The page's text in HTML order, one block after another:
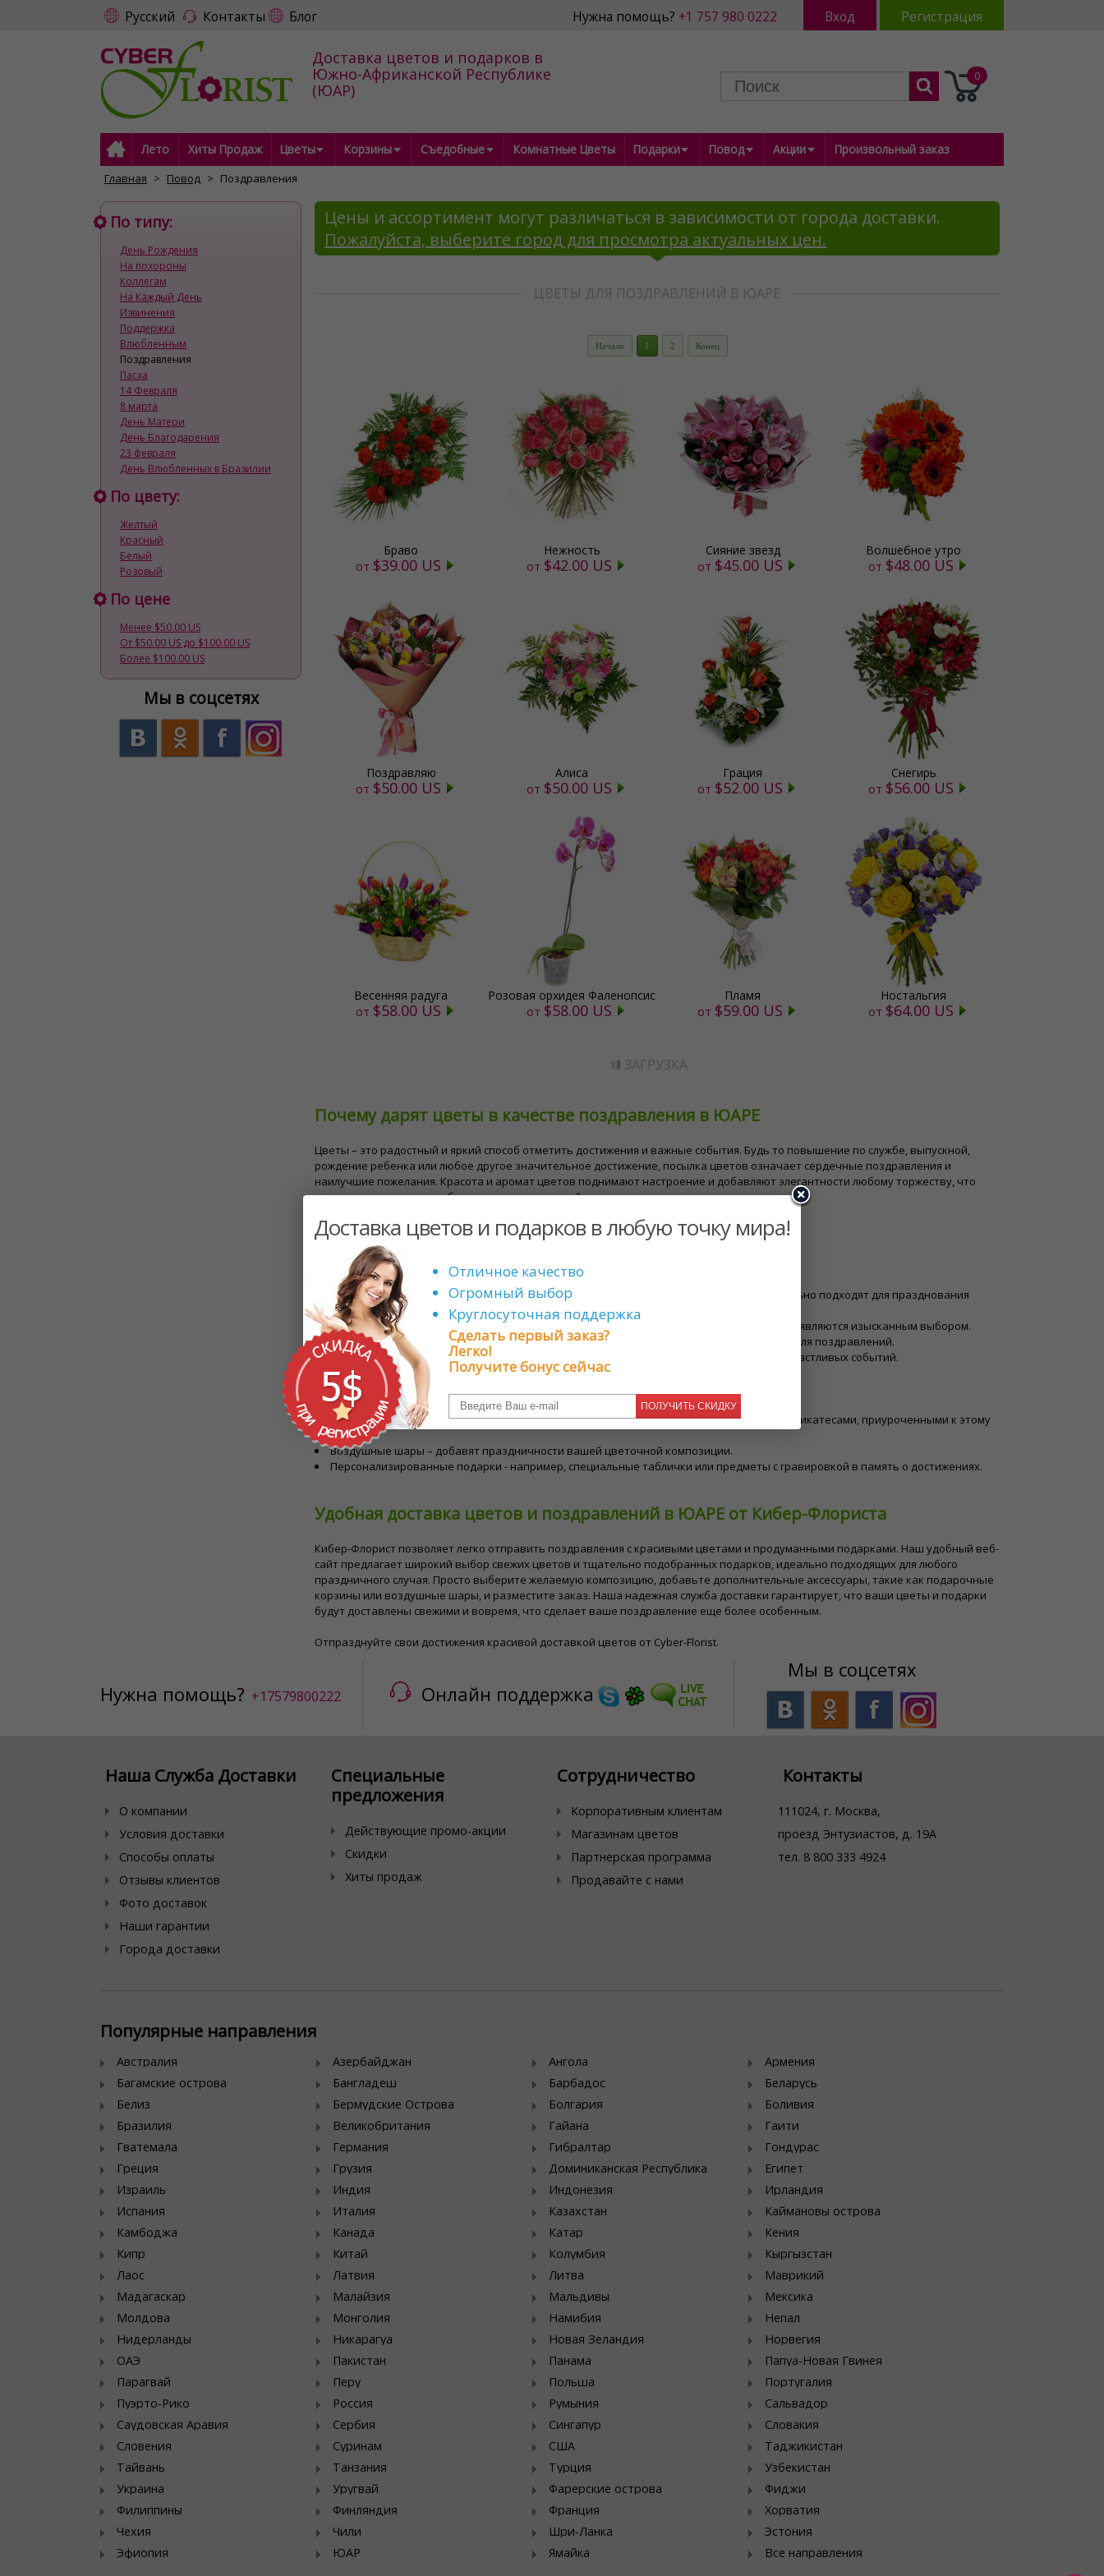
Русский Контакты Блог Нужна помощь? +1 757 980 0222 Вход Регистрация
Доставка цветов и подарков в
Южно-Африканской Республике
(ЮАР)
0
Лето Хиты Продаж Цветы Корзины Съедобные Комнатные Цветы Подарки Повод Акции Произвольный заказ
Главная Повод Поздравления
По типу:
День Рождения
На похороны
Коллегам
На Каждый День
Извинения
Поддержка
Влюбленным
Поздравления
Пасха
14 Февраля
8 марта
День Матери
День Благодарения
23 февраля
День Влюбленных в Бразилии
По цвету:
Желтый
Красный
Белый
Розовый
По цене
Менее $50.00 US
От $50.00 US до $100.00 US
Более $100.00 US
Мы в соцсетях
Цены и ассортимент могут различаться в зависимости от города доставки.
Пожалуйста, выберите город для просмотра актуальных цен.
ЦВЕТЫ ДЛЯ ПОЗДРАВЛЕНИЙ В ЮАРЕ
Начало 1 2 Конец
Браво
от $39.00 US
Нежность
от $42.00 US
Сияние звезд
от $45.00 US
Волшебное утро
от $48.00 US
Поздравляю
от $50.00 US
Алиса
от $50.00 US
Грация
от $52.00 US
Снегирь
от $56.00 US
Весенняя радуга
от $58.00 US
Розовая орхидея Фаленопсис
от $58.00 US
Пламя
от $59.00 US
Ностальгия
от $64.00 US
ЗАГРУЗКА
Почему дарят цветы в качестве поздравления в ЮАРЕ
Цветы – это радостный и яркий способ отметить достижения и важные события. Будь то повышение по службе, выпускной,
рождение ребенка или любое другое значительное достижение, посылка цветов означает сердечные поздравления и
наилучшие пожелания. Красота и аромат цветов поднимают настроение и добавляют элегантности любому торжеству, что
делает их идеальным выбором для поздравлений.
Лучшие цветы и подарки для поздравлений в ЮАРЕ
Подсолнухи - Яркие и веселые подсолнухи символизируют счастье и успех.
Маргаритки - Ромашки, олицетворяющие новые начинания и жизнерадостность, идеально подходят для празднования
достижений.
Лилии - Благодаря своему потрясающему внешнему виду и символу процветания лилии являются изысканным выбором.
Розы - Желтые розы, в частности, символизируют дружбу и радость, поэтому подходят для поздравлений.
Герберы - Эти яркие цветы означают радость и отлично подходят для празднования счастливых событий.
Помимо цветов рассмотрите такие поздравительные подарки:
Подарочные корзины - наполнены изысканными угощениями, шоколадом и другими деликатесами, приуроченными к этому
событию.
Воздушные шары – добавят праздничности вашей цветочной композиции.
Персонализированные подарки - например, специальные таблички или предметы с гравировкой в память о достижениях.
Удобная доставка цветов и поздравлений в ЮАРЕ от Кибер-Флориста
Кибер-Флорист позволяет легко отправить поздравления с красивыми цветами и продуманными подарками. Наш удобный веб-
сайт предлагает широкий выбор свежих цветов и тщательно подобранных подарков, идеально подходящих для любого
праздничного случая. Просто выберите желаемую композицию, добавьте дополнительные аксессуары, такие как подарочные
корзины или воздушные шары, и разместите заказ. Наша надежная служба доставки гарантирует, что ваши цветы и подарки
будут доставлены свежими и вовремя, что сделает ваше поздравление еще более особенным.
Отпразднуйте свои достижения красивой доставкой цветов от Cyber-Florist.
Нужна помощь? +17579800222 Онлайн поддержка
Мы в соцсетях
Наша Служба Доставки
О компании
Условия доставки
Способы оплаты
Отзывы клиентов
Фото доставок
Наши гарантии
Города доставки
Специальные
предложения
Действующие промо-акции
Скидки
Хиты продаж
Сотрудничество
Корпоративным клиентам
Магазинам цветов
Партнерская программа
Продавайте с нами
Контакты
111024, г. Москва,
проезд Энтузиастов, д. 19А
тел. 8 800 333 4924
Популярные направления
Австралия Азербайджан Ангола
Армения
Багамские острова
Бангладеш Барбадос
Беларусь
Белиз
Бермудские Острова Болгария
Боливия
Бразилия
Великобритания Гайана
Гаити
Гватемала
Германия Гибралтар
Гондурас
Греция
Грузия Доминиканская Республика
Египет
Израиль
Индия Индонезия
Ирландия
Испания
Италия Казахстан
Каймановы острова
Камбоджа
Канада Катар
Кения
Кипр
Китай Колумбия
Кыргызстан
Лаос
Латвия Литва
Маврикий
Мадагаскар
Малайзия Мальдивы
Мексика
Молдова
Монголия Намибия
Непал
Нидерланды
Никарагуа Новая Зеландия
Норвегия
ОАЭ
Пакистан Панама
Папуа-Новая Гвинея
Парагвай
Перу Польша
Португалия
Пуэрто-Рико
Россия Румыния
Сальвадор
Саудовская Аравия
Сербия Сингапур
Словакия
Словения
Суринам США
Таджикистан
Тайвань
Танзания Турция
Узбекистан
Украина
Уругвай Фарерские острова
Фиджи
Филиппины
Финляндия Франция
Хорватия
Чехия
Чили Шри-Ланка
Эстония
Эфиопия
ЮАР Ямайка Все направления
Доставка цветов и подарков в любую точку мира!
Отличное качество
Огромный выбор
Круглосуточная поддержка
Сделать первый заказ?
Легко!
Получите бонус сейчас
ПОЛУЧИТЬ СКИДКУ